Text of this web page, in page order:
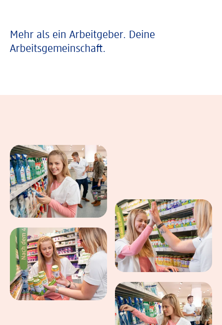
Mehr als ein Arbeitgeber. Deine
Arbeitsgemeinschaft.
Eindrücke aus dem Arbeitsalltag